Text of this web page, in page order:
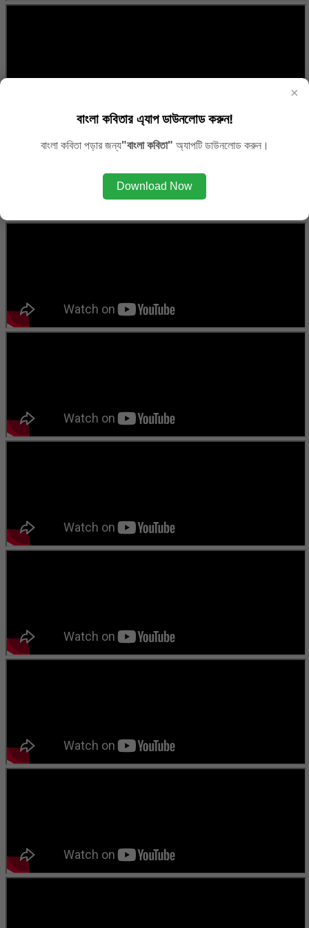
×
বাংলা কবিতার এ্যাপ ডাউনলোড করুন!
বাংলা কবিতা পড়ার জন্য"বাংলা কবিতা" অ্যাপটি ডাউনলোড করুন।
Download Now